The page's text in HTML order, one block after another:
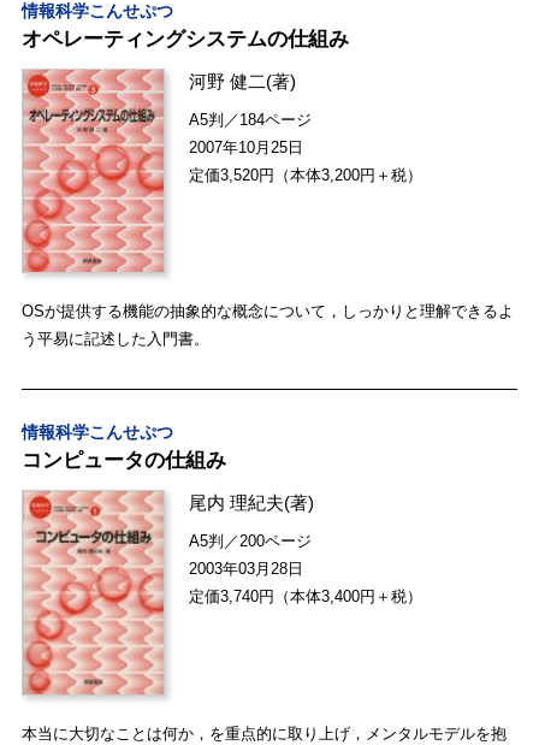
情報科学こんせぷつ
オペレーティングシステムの仕組み
河野 健二(著)
A5判／184ページ
2007年10月25日
定価3,520円（本体3,200円＋税）
OSが提供する機能の抽象的な概念について，しっかりと理解できるよ
う平易に記述した入門書。
情報科学こんせぷつ
コンピュータの仕組み
尾内 理紀夫(著)
A5判／200ページ
2003年03月28日
定価3,740円（本体3,400円＋税）
本当に大切なことは何か，を重点的に取り上げ，メンタルモデルを抱